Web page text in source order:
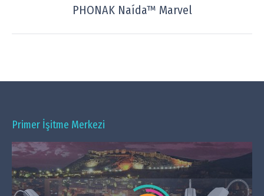
Next
PHONAK Naída™ Marvel
Primer İşitme Merkezi